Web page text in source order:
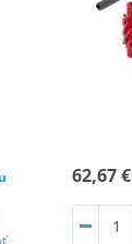
62,67 €